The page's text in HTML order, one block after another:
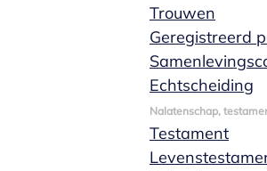
Trouwen
Geregistreerd
Echtscheiding
Nalatenschap,
Testament